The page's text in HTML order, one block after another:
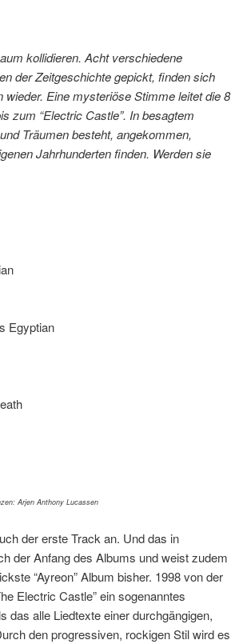
kollidieren. Acht verschiedene
der Zeitgeschichte gepickt, finden sich
Eine mysteriöse Stimme leitet die 8
zum “Electric Castle”. In besagtem
Träumen besteht, angekommen,
Jahrhunderten finden. Werden sie
Egyptian
Arjen Anthony Lucassen
der erste Track an. Und das in
der Anfang des Albums und weist zudem
“Ayreon” Album bisher. 1998 von der
Electric Castle” ein sogenanntes
das alle Liedtexte einer durchgängigen,
den progressiven, rockigen Stil wird es